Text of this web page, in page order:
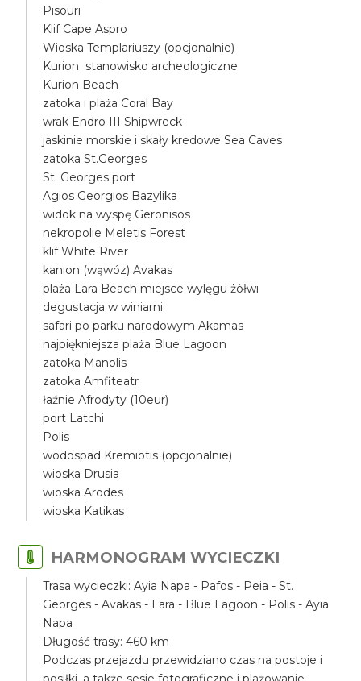
Pisouri
Klif Cape Aspro
Wioska Templariuszy (opcjonalnie)
Kurion stanowisko archeologiczne
Kurion Beach
zatoka i plaża Coral Bay
wrak Endro III Shipwreck
jaskinie morskie i skały kredowe Sea Caves
zatoka St.Georges
St. Georges port
Agios Georgios Bazylika
widok na wyspę Geronisos
nekropolie Meletis Forest
klif White River
kanion (wąwóz) Avakas
plaża Lara Beach miejsce wylęgu żółwi
degustacja w winiarni
safari po parku narodowym Akamas
najpiękniejsza plaża Blue Lagoon
zatoka Manolis
zatoka Amfiteatr
łaźnie Afrodyty (10eur)
port Latchi
Polis
wodospad Kremiotis (opcjonalnie)
wioska Drusia
wioska Arodes
wioska Katikas
HARMONOGRAM WYCIECZKI
Trasa wycieczki: Ayia Napa - Pafos - Peia - St.
Georges - Avakas - Lara - Blue Lagoon - Polis - Ayia
Napa
Długość trasy: 460 km
Podczas przejazdu przewidziano czas na postoje i